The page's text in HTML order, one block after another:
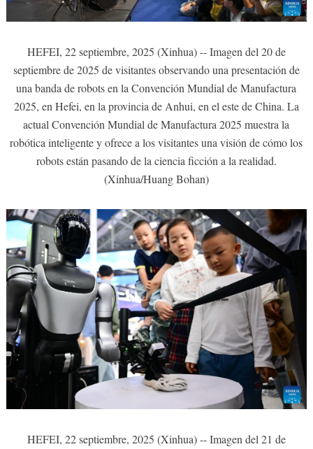
HEFEI, 22 septiembre, 2025 (Xinhua) -- Imagen del 20 de
septiembre de 2025 de visitantes observando una presentación de
una banda de robots en la Convención Mundial de Manufactura
2025, en Hefei, en la provincia de Anhui, en el este de China. La
actual Convención Mundial de Manufactura 2025 muestra la
robótica inteligente y ofrece a los visitantes una visión de cómo los
robots están pasando de la ciencia ficción a la realidad.
(Xinhua/Huang Bohan)
HEFEI, 22 septiembre, 2025 (Xinhua) -- Imagen del 21 de